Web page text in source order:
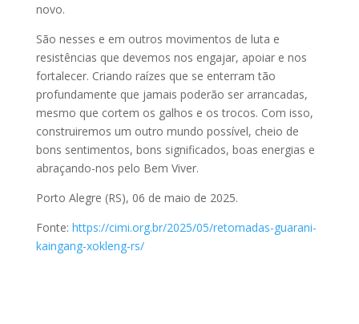
novo.
São nesses e em outros movimentos de luta e
resistências que devemos nos engajar, apoiar e nos
fortalecer. Criando raízes que se enterram tão
profundamente que jamais poderão ser arrancadas,
mesmo que cortem os galhos e os trocos. Com isso,
construiremos um outro mundo possível, cheio de
bons sentimentos, bons significados, boas energias e
abraçando-nos pelo Bem Viver.
Porto Alegre (RS), 06 de maio de 2025.
Fonte: https://cimi.org.br/2025/05/retomadas-guarani-
kaingang-xokleng-rs/